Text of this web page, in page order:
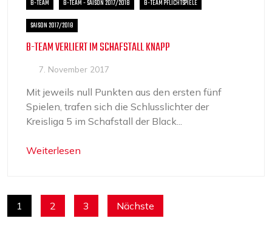
B-TEAM B-TEAM - SAISON 2017/2018 B-TEAM PFLICHTSPIELE
SAISON 2017/2018
B-TEAM VERLIERT IM SCHAFSTALL KNAPP
7. November 2017
Mit jeweils null Punkten aus den ersten fünf
Spielen, trafen sich die Schlusslichter der
Kreisliga 5 im Schafstall der Black...
Weiterlesen
SEITENNUMMERIERUNG
1 2 3 Nächste